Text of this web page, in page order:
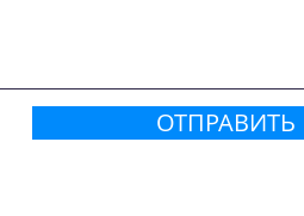
ОТПРАВИТЬ